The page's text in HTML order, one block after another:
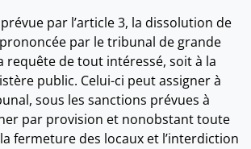
par l’article 3, la dissolution de
par le tribunal de grande
requête de tout intéressé, soit à la
public. Celui-ci peut assigner à
sous les sanctions prévues à
par provision et nonobstant toute
fermeture des locaux et l’interdiction